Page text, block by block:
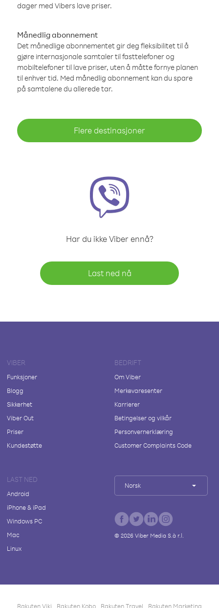
dager med Vibers lave priser.
Månedlig abonnement
Det månedlige abonnementet gir deg fleksibilitet til å
gjøre internasjonale samtaler til fasttelefoner og
mobiltelefoner til lave priser, uten å måtte fornye planen
til enhver tid. Med månedlig abonnement kan du spare
på samtalene du allerede tar.
Flere destinasjoner
Har du ikke Viber ennå?
Last ned nå
VIBER
Funksjoner
Blogg
Sikkerhet
Viber Out
Priser
Kundestøtte
BEDRIFT
Om Viber
Merkevaresenter
Karrierer
Betingelser og vilkår
Personvernerklæring
Customer Complaints Code
LAST NED
Android
iPhone & iPad
Windows PC
Mac
Linux
Norsk
© 2026Viber Media S.à r.l.
Rakuten Viki Rakuten Kobo Rakuten Travel Rakuten Marketing